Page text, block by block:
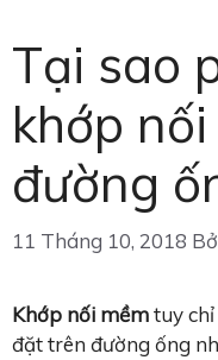
Tại sao
khớp
đường
11 Tháng 10, 2018
Khớp nối mềmtuy
đặt trên đường ống